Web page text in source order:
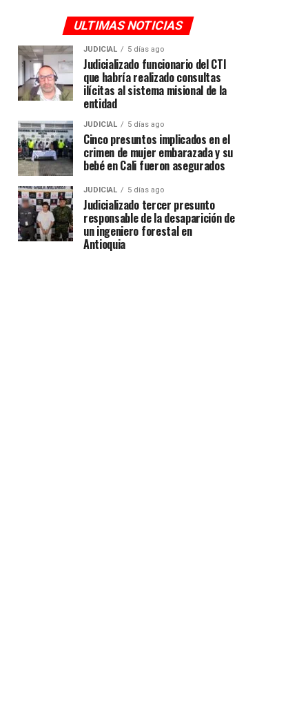
ULTIMAS NOTICIAS
JUDICIAL 5 días ago
Judicializado funcionario del CTI
que habría realizado consultas
ilícitas al sistema misional de la
entidad
JUDICIAL 5 días ago
Cinco presuntos implicados en el
crimen de mujer embarazada y su
bebé en Cali fueron asegurados
JUDICIAL 5 días ago
Judicializado tercer presunto
responsable de la desaparición de
un ingeniero forestal en
Antioquia